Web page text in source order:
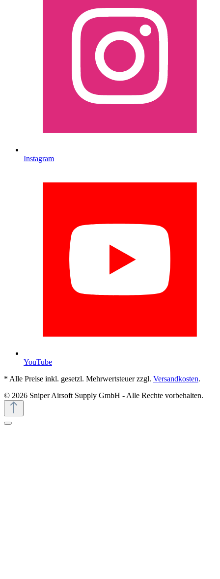
Instagram
YouTube
* Alle Preise inkl. gesetzl. Mehrwertsteuer zzgl. Versandkosten.
© 2026 Sniper Airsoft Supply GmbH - Alle Rechte vorbehalten.